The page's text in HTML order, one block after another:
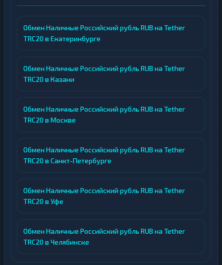
Обмен Наличные Российский рубль RUB на Tether
TRC20 в Екатеринбурге
Обмен Наличные Российский рубль RUB на Tether
TRC20 в Казани
Обмен Наличные Российский рубль RUB на Tether
TRC20 в Москве
Обмен Наличные Российский рубль RUB на Tether
TRC20 в Санкт-Петербурге
Обмен Наличные Российский рубль RUB на Tether
TRC20 в Уфе
Обмен Наличные Российский рубль RUB на Tether
TRC20 в Челябинске